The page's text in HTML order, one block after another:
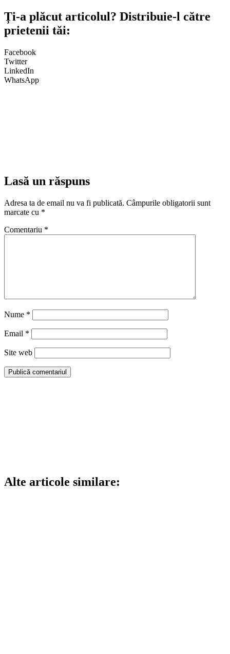
Ți-a plăcut articolul? Distribuie-l către
prietenii tăi:
Facebook
Twitter
LinkedIn
WhatsApp
Lasă un răspuns
Adresa ta de email nu va fi publicată. Câmpurile obligatorii sunt
marcate cu *
Comentariu *
Nume *
Email *
Site web
Alte articole similare: